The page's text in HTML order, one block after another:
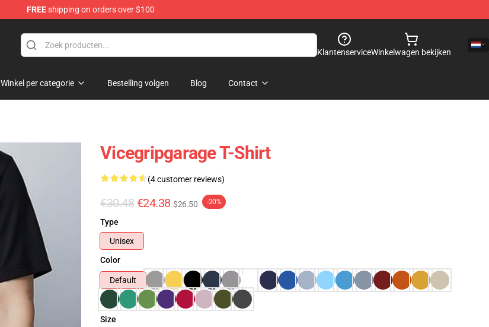
FREEshipping on orders over $100
KlantenserviceWinkelwagen bekijken
Winkel per categorie Bestelling volgen Blog Contact
Vicegripgarage T-Shirt
(4 customer reviews)
€30.48 €24.38 $26.50 -20%
Type
Unisex
Color
Default
Size